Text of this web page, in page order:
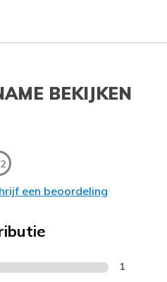
BEKIJKEN
een beoordeling
1